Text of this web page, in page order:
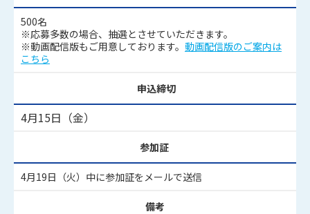
500名
※応募多数の場合、抽選とさせていただきます。
※動画配信版もご用意しております。 動画配信版のご案内は
こちら
申込締切
4月15日（金）
参加証
4月19日（火）中に参加証をメールで送信
備考